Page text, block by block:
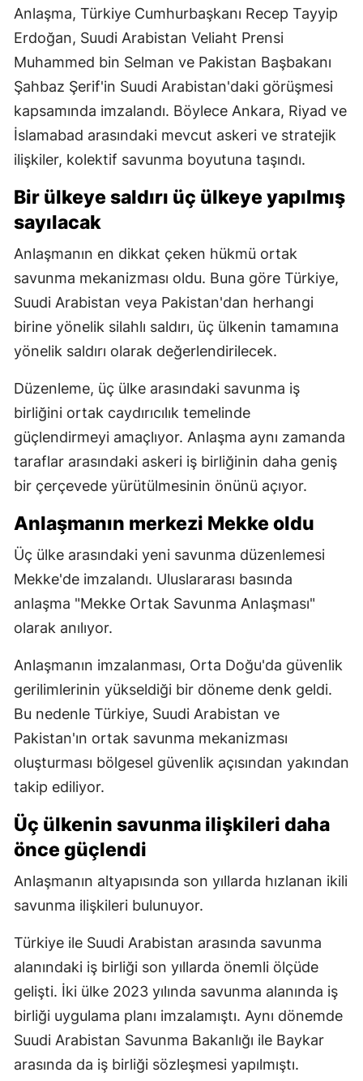
Anlaşma, Türkiye Cumhurbaşkanı Recep Tayyip
Erdoğan, Suudi Arabistan Veliaht Prensi
Muhammed bin Selman ve Pakistan Başbakanı
Şahbaz Şerif'in Suudi Arabistan'daki görüşmesi
kapsamında imzalandı. Böylece Ankara, Riyad ve
İslamabad arasındaki mevcut askeri ve stratejik
ilişkiler, kolektif savunma boyutuna taşındı.
Bir ülkeye saldırı üç ülkeye yapılmış
sayılacak
Anlaşmanın en dikkat çeken hükmü ortak
savunma mekanizması oldu. Buna göre Türkiye,
Suudi Arabistan veya Pakistan'dan herhangi
birine yönelik silahlı saldırı, üç ülkenin tamamına
yönelik saldırı olarak değerlendirilecek.
Düzenleme, üç ülke arasındaki savunma iş
birliğini ortak caydırıcılık temelinde
güçlendirmeyi amaçlıyor. Anlaşma aynı zamanda
taraflar arasındaki askeri iş birliğinin daha geniş
bir çerçevede yürütülmesinin önünü açıyor.
Anlaşmanın merkezi Mekke oldu
Üç ülke arasındaki yeni savunma düzenlemesi
Mekke'de imzalandı. Uluslararası basında
anlaşma "Mekke Ortak Savunma Anlaşması"
olarak anılıyor.
Anlaşmanın imzalanması, Orta Doğu'da güvenlik
gerilimlerinin yükseldiği bir döneme denk geldi.
Bu nedenle Türkiye, Suudi Arabistan ve
Pakistan'ın ortak savunma mekanizması
oluşturması bölgesel güvenlik açısından yakından
takip ediliyor.
Üç ülkenin savunma ilişkileri daha
önce güçlendi
Anlaşmanın altyapısında son yıllarda hızlanan ikili
savunma ilişkileri bulunuyor.
Türkiye ile Suudi Arabistan arasında savunma
alanındaki iş birliği son yıllarda önemli ölçüde
gelişti. İki ülke 2023 yılında savunma alanında iş
birliği uygulama planı imzalamıştı. Aynı dönemde
Suudi Arabistan Savunma Bakanlığı ile Baykar
arasında da iş birliği sözleşmesi yapılmıştı.